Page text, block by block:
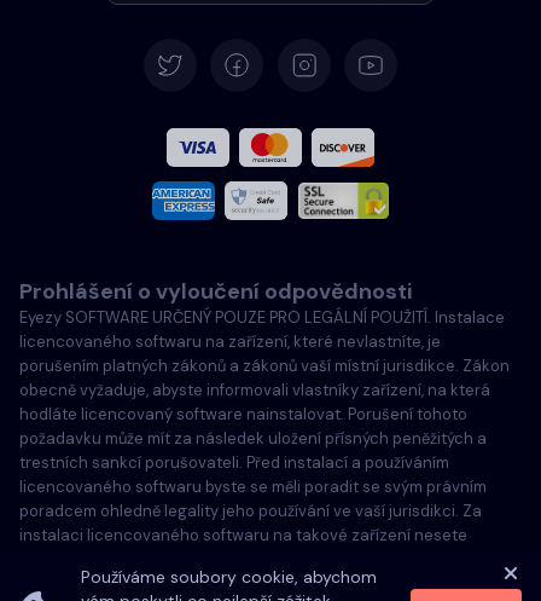
Používáme soubory cookie, abychom
Francouzština
Italština
Português
Türkçe
Polski
Prohlášení o vyloučení odpovědnosti
Eyezy SOFTWARE URČENÝ POUZE PRO LEGÁLNÍ POUŽITÍ. Instalace
licencovaného softwaru na zařízení, které nevlastníte, je
porušením platných zákonů a zákonů vaší místní jurisdikce. Zákon
obecně vyžaduje, abyste informovali vlastníky zařízení, na která
hodláte licencovaný software nainstalovat. Porušení tohoto
požadavku může mít za následek uložení přísných peněžitých a
trestních sankcí porušovateli. Před instalací a používáním
licencovaného softwaru byste se měli poradit se svým právním
poradcem ohledně legality jeho používání ve vaší jurisdikci. Za
instalaci licencovaného softwaru na takové zařízení nesete
nemůže nést odpovědnost.